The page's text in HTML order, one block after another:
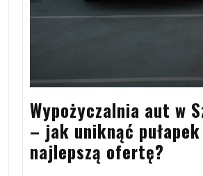
Wypożyczalnia aut w
– jak uniknąć
najlepszą ofertę?